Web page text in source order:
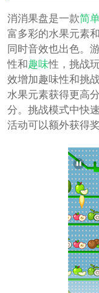
消消果盘是一款简
富多彩的水果元素
同时音效也出色。
性和趣味性，挑战
效增加趣味性和挑
水果元素获得更高
分。挑战模式中快
活动可以额外获得